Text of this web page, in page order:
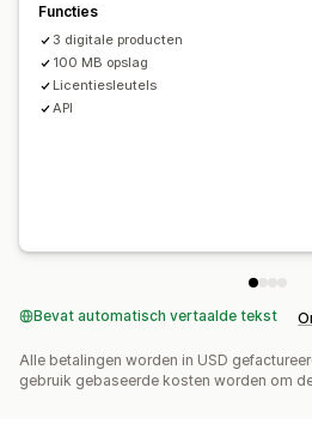
Functies
3 digitale producten
100 MB opslag
Licentiesleutels
API
Bevat automatisch vertaalde tekst
Alle betalingen worden in USD
gebruik gebaseerde kosten worden om